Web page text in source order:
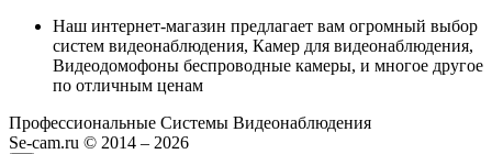
Наш интернет-магазин предлагает вам огромный выбор
систем видеонаблюдения, Камер для видеонаблюдения,
Видеодомофоны беспроводные камеры, и многое другое
по отличным ценам
Профессиональные Системы Видеонаблюдения
Se-cam.ru © 2014 – 2026